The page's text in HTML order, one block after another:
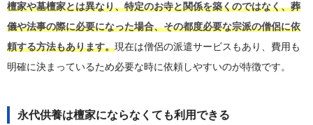
檀家や墓檀家とは異なり、特定のお寺と関係を築くのではなく、葬
儀や法事の際に必要になった場合、その都度必要な宗派の僧侶に依
頼する方法もあります。現在は僧侶の派遣サービスもあり、費用も
明確に決まっているため必要な時に依頼しやすいのが特徴です。
永代供養は檀家にならなくても利用できる